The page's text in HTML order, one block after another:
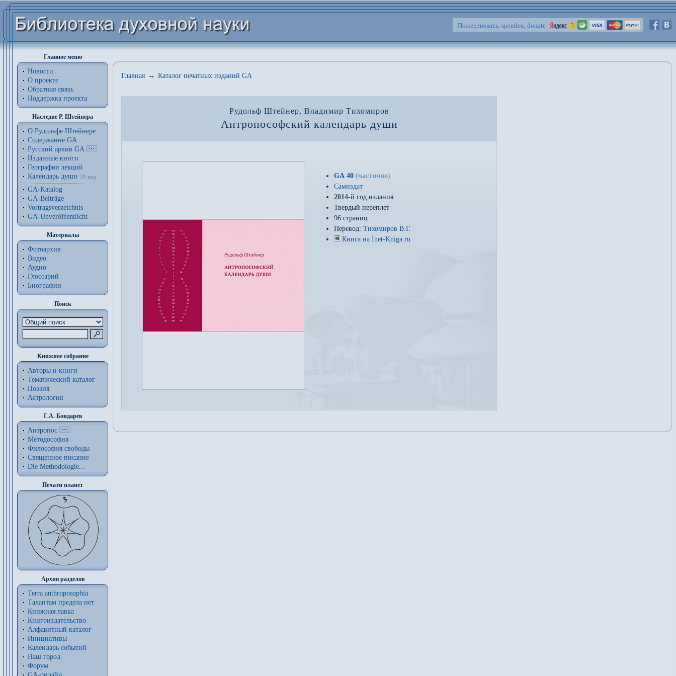
Пожертвовать, spenden, donate
Главное меню
Новости
О проекте
Обратная связь
Поддержка проекта
Наследие Р. Штейнера
О Рудольфе Штейнере
Содержание GA
Русский архив GA
Изданные книги
География лекций
Календарь души
18 нед.
GA-Katalog
GA-Beiträge
Vortragsverzeichnis
GA-Unveröffentlicht
Материалы
Фотоархив
Видео
Аудио
Глоссарий
Биографии
Поиск
Книжное собрание
Авторы и книги
Тематический каталог
Поэзия
Астрология
Г.А. Бондарев
Антропос
Методософия
Философия cвободы
Священное писание
Die Methodologie...
Печати планет
Архив разделов
Terra anthroposophia
Талантам предела нет
Книжная лавка
Книгоиздательство
Алфавитный каталог
Инициативы
Календарь событий
Наш город
Форум
Главная → Каталог печатных изданий GA
Рудольф Штейнер, Владимир Тихомиров
Антропософский календарь души
GA 40 (частично)
Самиздат
2014-й год издания
Твердый переплет
96 страниц
Перевод: Тихомиров В.Г.
Книга на Inet-Kniga.ru